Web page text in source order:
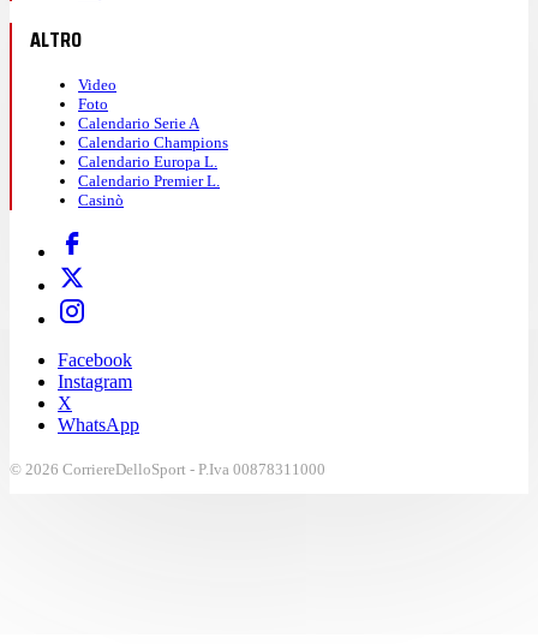
ALTRO
Video
Foto
Calendario Serie A
Calendario Champions
Calendario Europa L.
Calendario Premier L.
Casinò
Facebook
Instagram
X
WhatsApp
© 2026 CorriereDelloSport - P.Iva 00878311000